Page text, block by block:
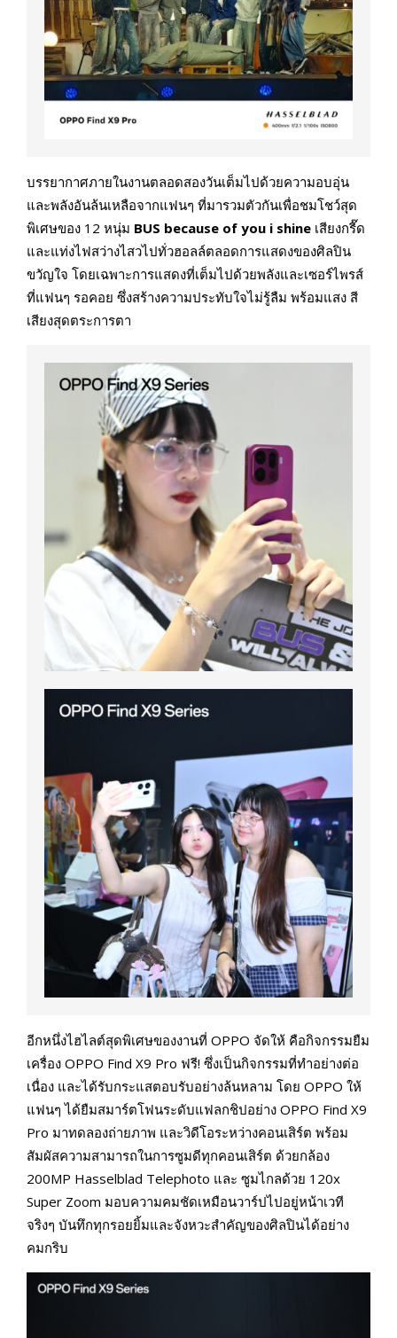
บรรยากาศภายในงานตลอดสองวันเต็มไปด้วยความอบอุ่น
และพลังอันล้นเหลือจากแฟนๆ ที่มารวมตัวกันเพื่อชมโชว์สุด
พิเศษของ 12 หนุ่ม BUS because of you i shine เสียงกรี๊ด
และแท่งไฟสว่างไสวไปทั่วฮอลล์ตลอดการแสดงของศิลปิน
ขวัญใจ โดยเฉพาะการแสดงที่เต็มไปด้วยพลังและเซอร์ไพรส์
ที่แฟนๆ รอคอย ซึ่งสร้างความประทับใจไม่รู้ลืม พร้อมแสง สี
เสียงสุดตระการตา
อีกหนึ่งไฮไลต์สุดพิเศษของงานที่ OPPO จัดให้ คือกิจกรรมยืม
เครื่อง OPPO Find X9 Pro ฟรี! ซึ่งเป็นกิจกรรมที่ทำอย่างต่อ
เนื่อง และได้รับกระแสตอบรับอย่างล้นหลาม โดย OPPO ให้
แฟนๆ ได้ยืมสมาร์ตโฟนระดับแฟลกชิปอย่าง OPPO Find X9
Pro มาทดลองถ่ายภาพ และวิดีโอระหว่างคอนเสิร์ต พร้อม
สัมผัสความสามารถในการซูมดีทุกคอนเสิร์ต ด้วยกล้อง
200MP Hasselblad Telephoto และ ซูมไกลด้วย 120x
Super Zoom มอบความคมชัดเหมือนวาร์ปไปอยู่หน้าเวที
จริงๆ บันทึกทุกรอยยิ้มและจังหวะสำคัญของศิลปินได้อย่าง
คมกริบ